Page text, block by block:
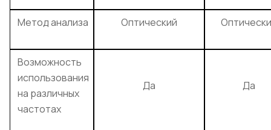
Метод анализа Оптический
Возможность
использования
на различных
частотах
Да Да